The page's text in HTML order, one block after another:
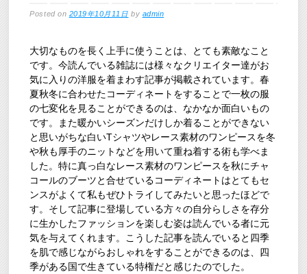
Posted on 2019年10月11日 by admin
大切なものを長く上手に使うことは、とても素敵なこと
です。今読んでいる雑誌には様々なクリエイター達がお
気に入りの洋服を着まわす記事が掲載されています。春
夏秋冬に合わせたコーディネートをすることで一枚の服
の七変化を見ることができるのは、なかなか面白いもの
です。また暖かいシーズンだけしか着ることができない
と思いがちな白いTシャツやレース素材のワンピースを冬
や秋も厚手のニットなどを用いて重ね着する術も学べま
した。特に真っ白なレース素材のワンピースを秋にチャ
コールのブーツと合せているコーディネートはとてもセ
ンスがよくて私もぜひトライしてみたいと思ったほどで
す。そして記事に登場している方々の自分らしさを存分
に生かしたファッションを楽しむ姿は読んでいる者に元
気を与えてくれます。こうした記事を読んでいると四季
を肌で感じながらおしゃれをすることができるのは、四
季がある国で生きている特権だと感じたのでした。